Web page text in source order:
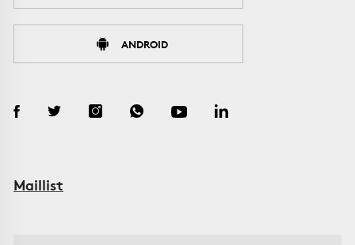
ANDROID
Maillist